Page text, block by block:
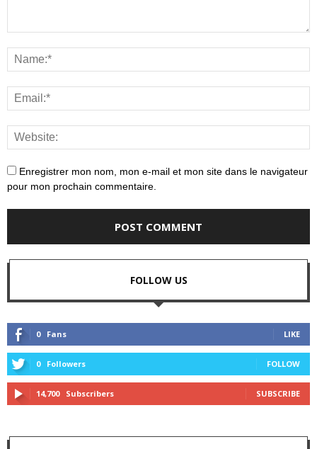
Enregistrer mon nom, mon e-mail et mon site dans le navigateur
pour mon prochain commentaire.
FOLLOW US
0 Fans LIKE
0 Followers FOLLOW
14,700 Subscribers SUBSCRIBE